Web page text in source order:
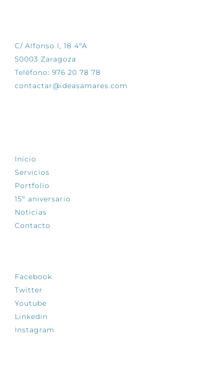
C/ Alfonso I, 18 4ºA
50003 Zaragoza
Teléfono: 976 20 78 78
contactar@ideasamares.com
Inicio
Servicios
Portfolio
15º aniversario
Noticias
Contacto
Facebook
Twitter
Youtube
Linkedin
Instagram